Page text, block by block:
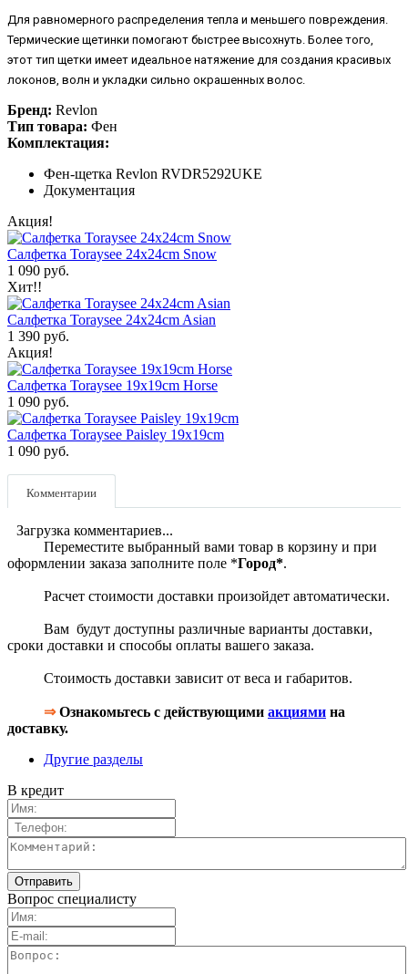
Для равномерного распределения тепла и меньшего повреждения.
Термические щетинки помогают быстрее высохнуть. Более того,
этот тип щетки имеет идеальное натяжение для создания красивых
локонов, волн и укладки сильно окрашенных волос.
Бренд: Revlon
Тип товара: Фен
Комплектация:
Фен-щетка Revlon RVDR5292UKE
Документация
Акция!
Салфетка Toraysee 24x24cm Snow
1 090 руб.
Хит!!
Салфетка Toraysee 24x24cm Asian
1 390 руб.
Акция!
Салфетка Toraysee 19x19cm Horse
1 090 руб.
Салфетка Toraysee Paisley 19x19cm
1 090 руб.
Комментарии
Загрузка комментариев...
Переместите выбранный вами товар в корзину и при
оформлении заказа заполните поле *Город*.
Расчет стоимости доставки произойдет автоматически.
Вам будут доступны различные варианты доставки,
сроки доставки и способы оплаты вашего заказа.
Стоимость доставки зависит от веса и габаритов.
⇒Ознакомьтесь с действующими акциями на
доставку.
Другие разделы
В кредит
Вопрос специалисту